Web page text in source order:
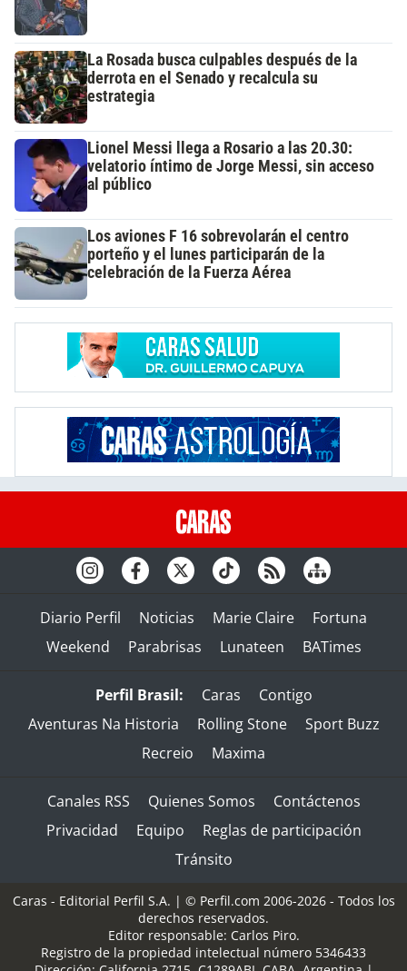
La Rosada busca culpables después de la
derrota en el Senado y recalcula su
estrategia
Lionel Messi llega a Rosario a las 20.30:
velatorio íntimo de Jorge Messi, sin acceso
al público
Los aviones F 16 sobrevolarán el centro
porteño y el lunes participarán de la
celebración de la Fuerza Aérea
Diario Perfil Noticias Marie Claire
Fortuna
Weekend
Parabrisas Lunateen BATimes
Perfil Brasil: Caras
Contigo
Aventuras Na Historia
Rolling Stone
Sport Buzz
Recreio
Maxima
Canales RSS Quienes Somos
Contáctenos
Privacidad
Equipo
Reglas de participación
Tránsito
Caras - Editorial Perfil S.A. | © Perfil.com 2006-2026 - Todos los
derechos reservados.
Editor responsable: Carlos Piro.
Registro de la propiedad intelectual número 5346433